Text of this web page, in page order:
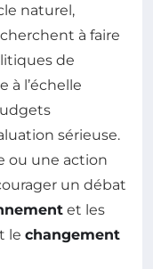
naturel,
à faire
de
à l’échelle
sérieuse.
ou une action
un débat
et les
le changement